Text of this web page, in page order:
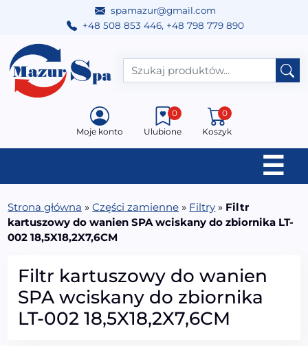
spamazur@gmail.com
+48 508 853 446, +48 798 779 890
Przejdź do treści
Main Navigation
Moje konto Ulubione
0
Koszyk
0
☰
Strona główna »Części zamienne » Filtry » Filtr
kartuszowy do wanien SPA wciskany do zbiornika LT-
002 18,5X18,2X7,6CM
Filtr kartuszowy do wanien
SPA wciskany do zbiornika
LT-002 18,5X18,2X7,6CM